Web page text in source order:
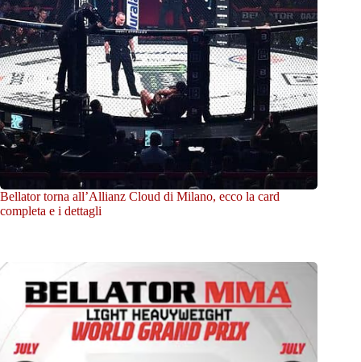
Bellator torna all’Allianz Cloud di Milano, ecco la card
completa e i dettagli